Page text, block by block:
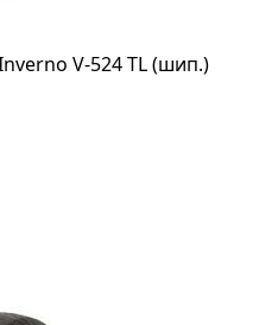
V-524 TL (шип.)